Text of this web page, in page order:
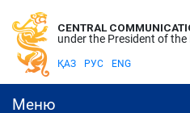
CENTRAL
under the President of
ҚАЗ РУС ENG
Меню